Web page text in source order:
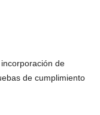
de
de cumplimiento